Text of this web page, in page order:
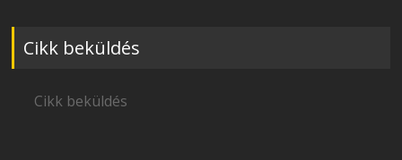
Cikk beküldés
Cikk beküldés